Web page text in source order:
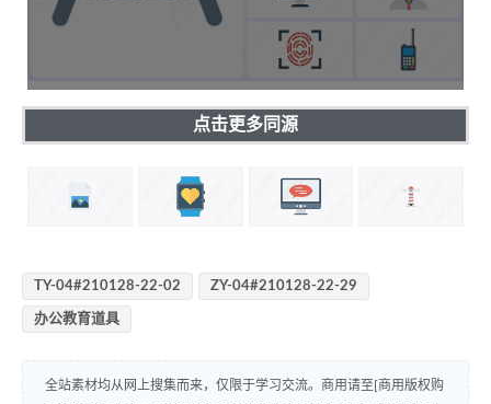
点击更多同源
TY-04#210128-22-02 ZY-04#210128-22-29
办公教育道具
全站素材均从网上搜集而来，仅限于学习交流。商用请至[商用版权购